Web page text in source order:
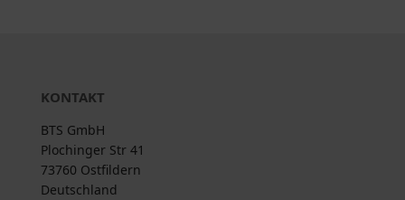
KONTAKT
BTS GmbH
Plochinger Str 41
73760 Ostfildern
Deutschland